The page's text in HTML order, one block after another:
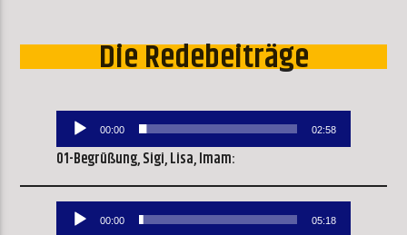
Die Redebeiträge
Audio-
00:00 02:58
01-Begrüßung, Sigi, Lisa, Imam:
Audio-
00:00 05:18